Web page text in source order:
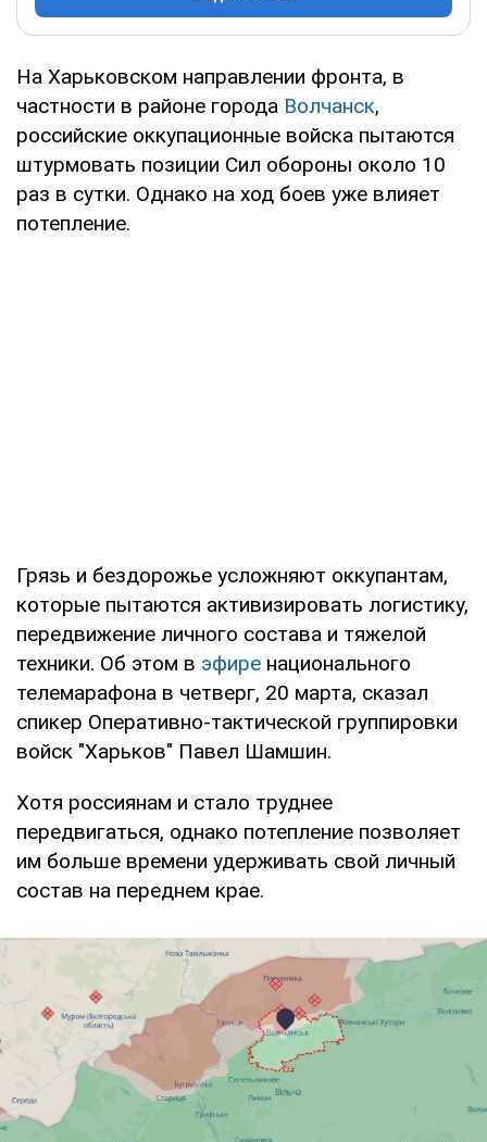
На Харьковском направлении фронта, в
частности в районе города Волчанск,
российские оккупационные войска пытаются
штурмовать позиции Сил обороны около 10
раз в сутки. Однако на ход боев уже влияет
потепление.
Грязь и бездорожье усложняют оккупантам,
которые пытаются активизировать логистику,
передвижение личного состава и тяжелой
техники. Об этом в эфире национального
телемарафона в четверг, 20 марта, сказал
спикер Оперативно-тактической группировки
войск "Харьков" Павел Шамшин.
Хотя россиянам и стало труднее
передвигаться, однако потепление позволяет
им больше времени удерживать свой личный
состав на переднем крае.